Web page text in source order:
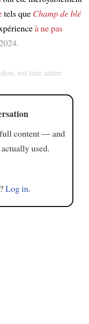
tels que Champ de blé
à ne pas
est une autre
full content — and
used.
Log in.